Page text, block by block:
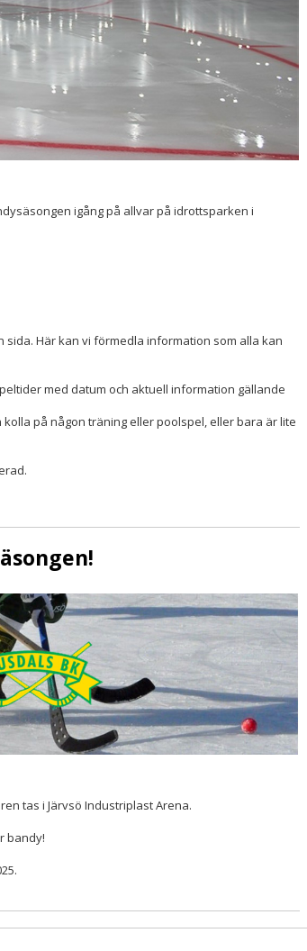
igång på allvar på idrottsparken i
sida. Här kan vi förmedla information som alla kan
med datum och aktuell information gällande
på någon träning eller poolspel, eller bara är lite
tas i Järvsö Industriplast Arena.
bandy!